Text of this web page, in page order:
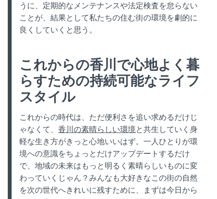
うに、定期的なメンテナンスや法定検査を怠らない
ことが、結果として私たちの住む街の環境を劇的に
良くしていくと思う。
これからの香川で心地よく暮
らすための持続可能なライフ
スタイル
これからの時代は、ただ便利さを追い求めるだけじ
ゃなくて、 香川の素晴らしい環境と共生していく身
軽な生き方がきっと心地いいはず。一人ひとりが環
境への意識をちょっとだけアップデートするだけ
で、地域の未来はもっと明るく素晴らしいものに変
わっていくじゃん？みんなも大好きなこの街の自然
を次の世代へきれいに残すために、まずは今日から